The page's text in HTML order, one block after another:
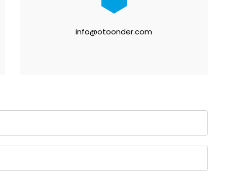
info@otoonder.com